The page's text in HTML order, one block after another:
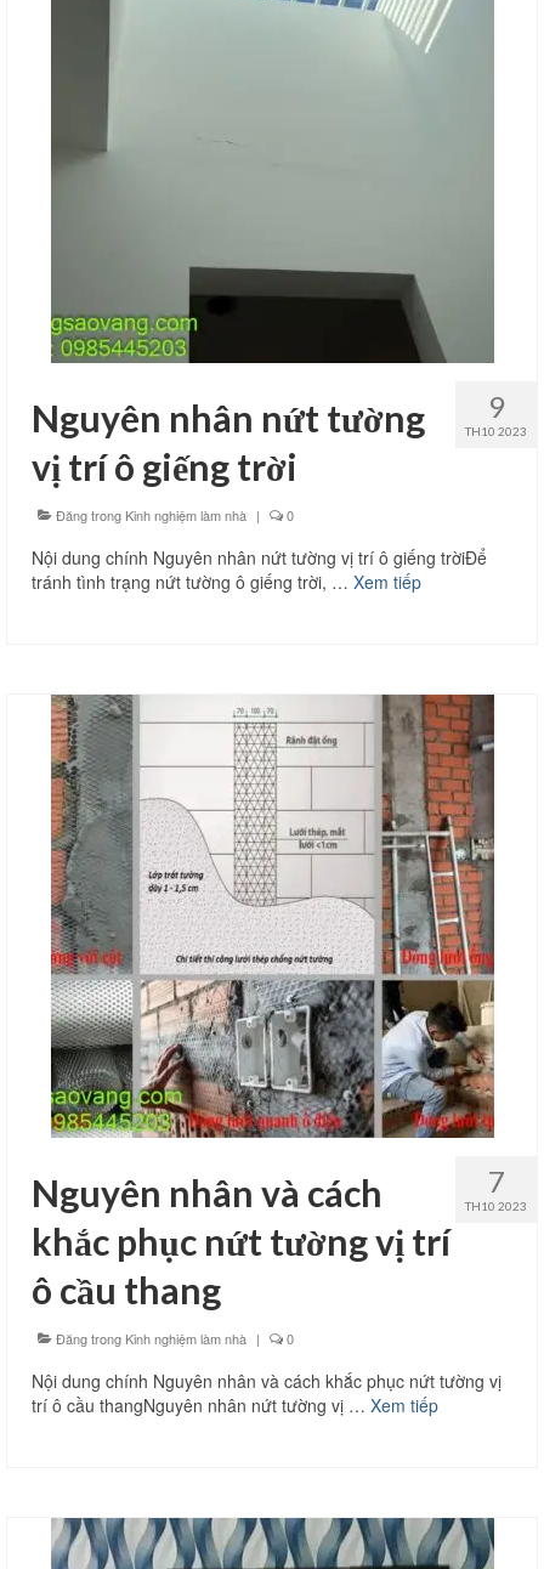
9
TH10 2023
Nguyên nhân nứt tường
vị trí ô giếng trời
Đăng trong Kinh nghiệm làm nhà | 0
Nội dung chính Nguyên nhân nứt tường vị trí ô giếng trờiĐể
tránh tình trạng nứt tường ô giếng trời, … Xem tiếp
7
TH10 2023
Nguyên nhân và cách
khắc phục nứt tường vị trí
ô cầu thang
Đăng trong Kinh nghiệm làm nhà | 0
Nội dung chính Nguyên nhân và cách khắc phục nứt tường vị
trí ô cầu thangNguyên nhân nứt tường vị … Xem tiếp